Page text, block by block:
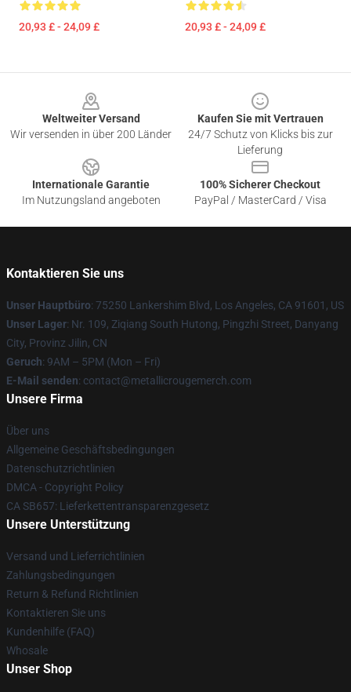
20,93 £ - 24,09 £ 20,93 £ - 24,09 £
Weltweiter Versand
Wir versenden in über 200 Länder
Kaufen Sie mit Vertrauen
24/7 Schutz von Klicks bis zur
Lieferung
Internationale Garantie
Im Nutzungsland angeboten
100% Sicherer Checkout
PayPal / MasterCard / Visa
Kontaktieren Sie uns
Unser Hauptbüro: 75250 Lankershim Blvd, Los Angeles, CA 91601, US
Unser Lager: Nr. 109, Ziqiang South Hutong, Pingzhi Street, Danyang
City, Provinz Jilin, CN
Geruch: 9AM – 5PM (Mon – Fri)
E-Mail senden: contact@metallicrougemerch.com
Unsere Firma
Über uns
Allgemeine Geschäftsbedingungen
Datenschutzrichtlinien
DMCA - Copyright Policy
CA SB657: Lieferkettentransparenzgesetz
Unsere Unterstützung
Versand und Lieferrichtlinien
Zahlungsbedingungen
Return & Refund Richtlinien
Kontaktieren Sie uns
Kundenhilfe (FAQ)
Whosale
Unser Shop